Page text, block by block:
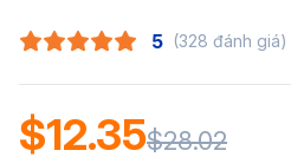
5 (328 đánh giá)
$12.35$28.02